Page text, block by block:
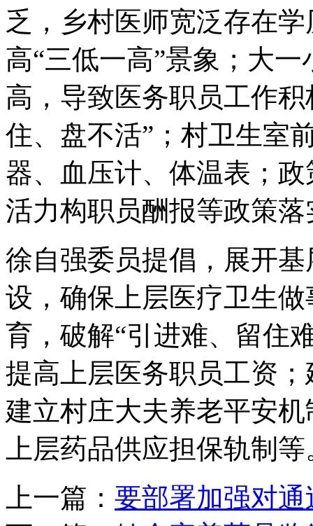
乏，乡村医师宽泛存在
高“三低一高”景象；大
高，导致医务职员工作
住、盘不活”；村卫生室
器、血压计、体温表；
活力构职员酬报等政策
徐自强委员提倡，展开
设，确保上层医疗卫生
育，破解“引进难、留住
提高上层医务职员工资
建立村庄大夫养老平安
上层药品供应担保轨制
上一篇： 要部署加强对